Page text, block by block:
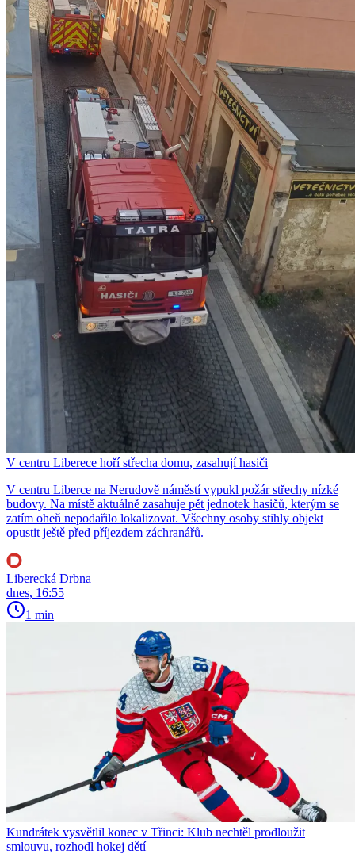
V centru Liberece hoří střecha domu, zasahují hasiči
V centru Liberce na Nerudově náměstí vypukl požár střechy nízké
budovy. Na místě aktuálně zasahuje pět jednotek hasičů, kterým se
zatím oheň nepodařilo lokalizovat. Všechny osoby stihly objekt
opustit ještě před příjezdem záchranářů.
Liberecká Drbna
dnes, 16:55
1 min
Kundrátek vysvětlil konec v Třinci: Klub nechtěl prodloužit
smlouvu, rozhodl hokej dětí